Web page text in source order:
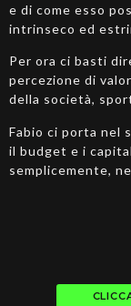
e di come esso
intrinseco ed
Per ora ci basti
percezione di
della società,
Fabio ci porta nel
il budget e i
semplicemente,